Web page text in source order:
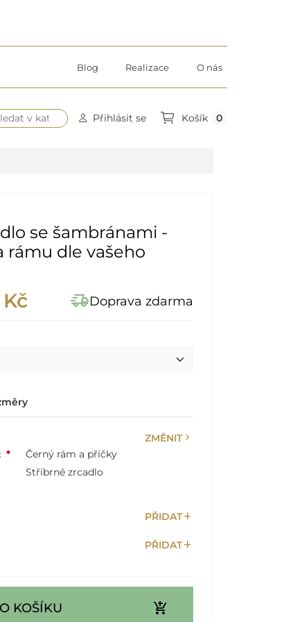
Blog Realizace O nás
Přihlásit se Košík 0
se šambránami -
rámu dle vašeho
delivery_truck_speedDoprava zdarma
ZMĚNITchevron_right
*
Černý rám a příčky
Stříbrné zrcadlo
PŘIDATadd
PŘIDATadd
KOŠÍKU add_shopping_cart